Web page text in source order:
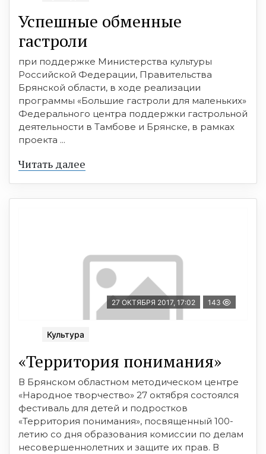
Успешные обменные
гастроли
при поддержке Министерства культуры
Российской Федерации, Правительства
Брянской области, в ходе реализации
программы «Большие гастроли для маленьких»
Федерального центра поддержки гастрольной
деятельности в Тамбове и Брянске, в рамках
проекта ...
Читать далее
27 ОКТЯБРЯ 2017, 17:02 143
Культура
«Территория понимания»
В Брянском областном методическом центре
«Народное творчество» 27 октября состоялся
фестиваль для детей и подростков
«Территория понимания», посвященный 100-
летию со дня образования комиссии по делам
несовершеннолетних и защите их прав. В